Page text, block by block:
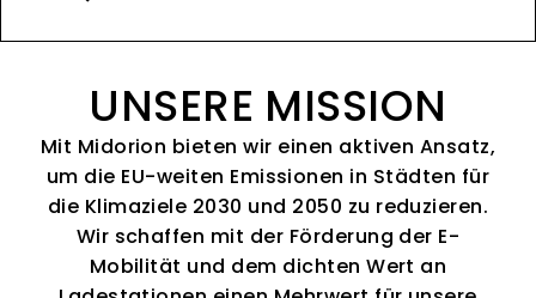
UNSERE MISSION
Mit Midorion bieten wir einen aktiven Ansatz,
um die EU-weiten Emissionen in Städten für
die Klimaziele 2030 und 2050 zu reduzieren.
Wir schaffen mit der Förderung der E-
Mobilität und dem dichten Wert an